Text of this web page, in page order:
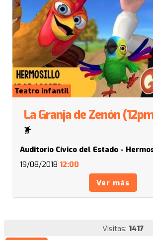
Teatro infantil
La Granja de Zenón
Auditorio Cívico del Estado -
19/08/2018 12:00
Ver más
Visitas: 1417